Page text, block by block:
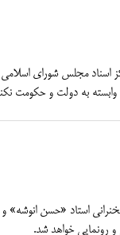
اسناد مجلس شورای اسلامی
به دولت و حکومت
استاد «حسن
و رونمایی خواهد شد.